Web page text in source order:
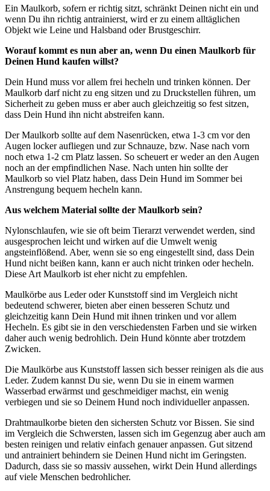
Ein Maulkorb, sofern er richtig sitzt, schränkt Deinen nicht ein und
wenn Du ihn richtig antrainierst, wird er zu einem alltäglichen
Objekt wie Leine und Halsband oder Brustgeschirr.
Worauf kommt es nun aber an, wenn Du einen Maulkorb für
Deinen Hund kaufen willst?
Dein Hund muss vor allem frei hecheln und trinken können. Der
Maulkorb darf nicht zu eng sitzen und zu Druckstellen führen, um
Sicherheit zu geben muss er aber auch gleichzeitig so fest sitzen,
dass Dein Hund ihn nicht abstreifen kann.
Der Maulkorb sollte auf dem Nasenrücken, etwa 1-3 cm vor den
Augen locker aufliegen und zur Schnauze, bzw. Nase nach vorn
noch etwa 1-2 cm Platz lassen. So scheuert er weder an den Augen
noch an der empfindlichen Nase. Nach unten hin sollte der
Maulkorb so viel Platz haben, dass Dein Hund im Sommer bei
Anstrengung bequem hecheln kann.
Aus welchem Material sollte der Maulkorb sein?
Nylonschlaufen, wie sie oft beim Tierarzt verwendet werden, sind
ausgesprochen leicht und wirken auf die Umwelt wenig
angsteinflößend. Aber, wenn sie so eng eingestellt sind, dass Dein
Hund nicht beißen kann, kann er auch nicht trinken oder hecheln.
Diese Art Maulkorb ist eher nicht zu empfehlen.
Maulkörbe aus Leder oder Kunststoff sind im Vergleich nicht
bedeutend schwerer, bieten aber einen besseren Schutz und
gleichzeitig kann Dein Hund mit ihnen trinken und vor allem
Hecheln. Es gibt sie in den verschiedensten Farben und sie wirken
daher auch wenig bedrohlich. Dein Hund könnte aber trotzdem
Zwicken.
Die Maulkörbe aus Kunststoff lassen sich besser reinigen als die aus
Leder. Zudem kannst Du sie, wenn Du sie in einem warmen
Wasserbad erwärmst und geschmeidiger machst, ein wenig
verbiegen und sie so Deinem Hund noch individueller anpassen.
Drahtmaulkorbe bieten den sichersten Schutz vor Bissen. Sie sind
im Vergleich die Schwersten, lassen sich im Gegenzug aber auch am
besten reinigen und relativ einfach genauer anpassen. Gut sitzend
und antrainiert behindern sie Deinen Hund nicht im Geringsten.
Dadurch, dass sie so massiv aussehen, wirkt Dein Hund allerdings
auf viele Menschen bedrohlicher.